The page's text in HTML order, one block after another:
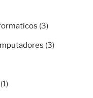
(3)
(3)
(1)